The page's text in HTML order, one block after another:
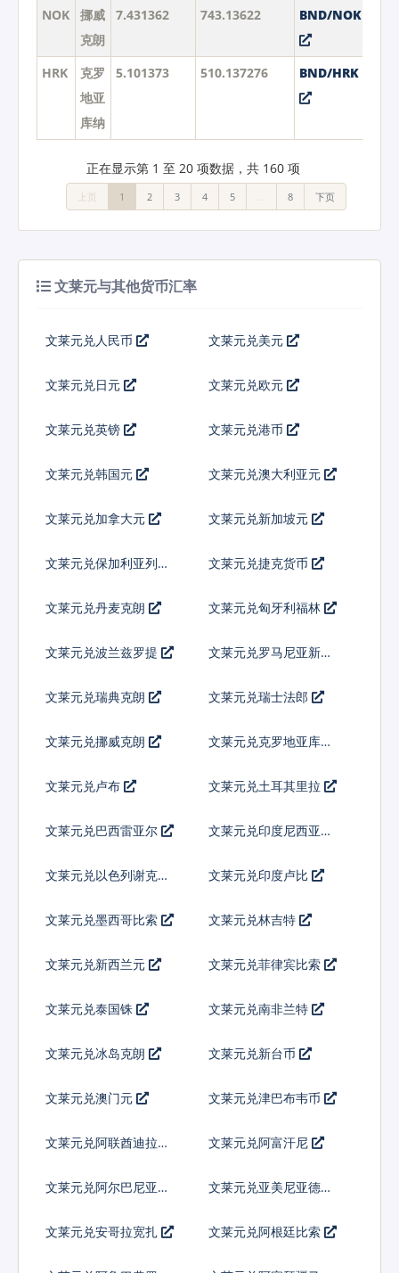
NOK
挪威
克朗
7.431362 743.13622 BND/NOK
HRK
克罗
地亚
库纳
5.101373 510.137276 BND/HRK
正在显示第 1 至 20 项数据，共 160 项
上页 1 2 3 4 5 … 8 下页
文莱元与其他货币汇率
文莱元兑人民币 文莱元兑美元
文莱元兑日元 文莱元兑欧元
文莱元兑英镑 文莱元兑港币
文莱元兑韩国元 文莱元兑澳大利亚元
文莱元兑加拿大元 文莱元兑新加坡元
文莱元兑保加利亚列弗 文莱元兑捷克货币
文莱元兑丹麦克朗 文莱元兑匈牙利福林
文莱元兑波兰兹罗提
文莱元兑罗马尼亚新列
文莱元兑瑞典克朗 文莱元兑瑞士法郎
文莱元兑挪威克朗 文莱元兑克罗地亚库纳
文莱元兑卢布 文莱元兑土耳其里拉
文莱元兑巴西雷亚尔
文莱元兑印度尼西亚卢
文莱元兑以色列谢克尔 文莱元兑印度卢比
文莱元兑墨西哥比索 文莱元兑林吉特
文莱元兑新西兰元 文莱元兑菲律宾比索
文莱元兑泰国铢 文莱元兑南非兰特
文莱元兑冰岛克朗 文莱元兑新台币
文莱元兑澳门元 文莱元兑津巴布韦币
文莱元兑阿联酋迪拉姆
文莱元兑阿富汗尼
文莱元兑阿尔巴尼亚列
文莱元兑亚美尼亚德拉
文莱元兑安哥拉宽扎 文莱元兑阿根廷比索